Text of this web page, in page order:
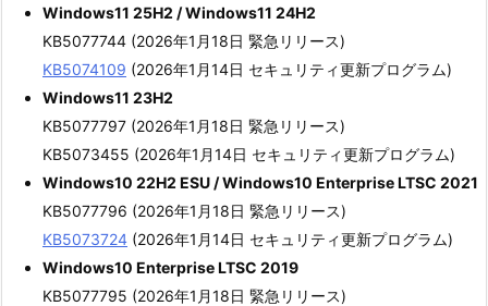
Windows11 25H2 / Windows11 24H2
KB5077744 (2026年1月18日 緊急リリース)
KB5074109 (2026年1月14日 セキュリティ更新プログラム)
Windows11 23H2
KB5077797 (2026年1月18日 緊急リリース)
KB5073455 (2026年1月14日 セキュリティ更新プログラム)
Windows10 22H2 ESU / Windows10 Enterprise LTSC 2021
KB5077796 (2026年1月18日 緊急リリース)
KB5073724 (2026年1月14日 セキュリティ更新プログラム)
Windows10 Enterprise LTSC 2019
KB5077795 (2026年1月18日 緊急リリース)